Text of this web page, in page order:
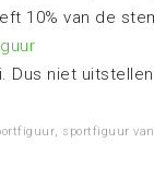
10% van de
Dus niet
, sportfiguur